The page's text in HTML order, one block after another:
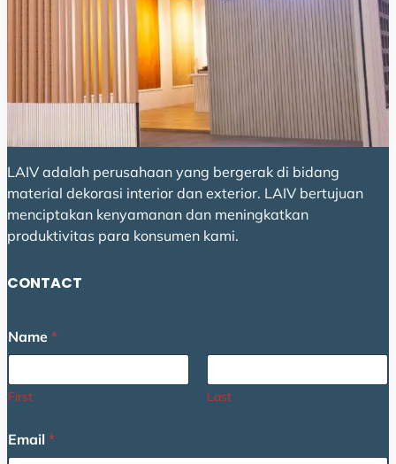
LAIV adalah perusahaan yang bergerak di bidang
material dekorasi interior dan exterior. LAIV bertujuan
menciptakan kenyamanan dan meningkatkan
produktivitas para konsumen kami.
CONTACT
e
s
a
g
E
m
Name *
First Last
Email *